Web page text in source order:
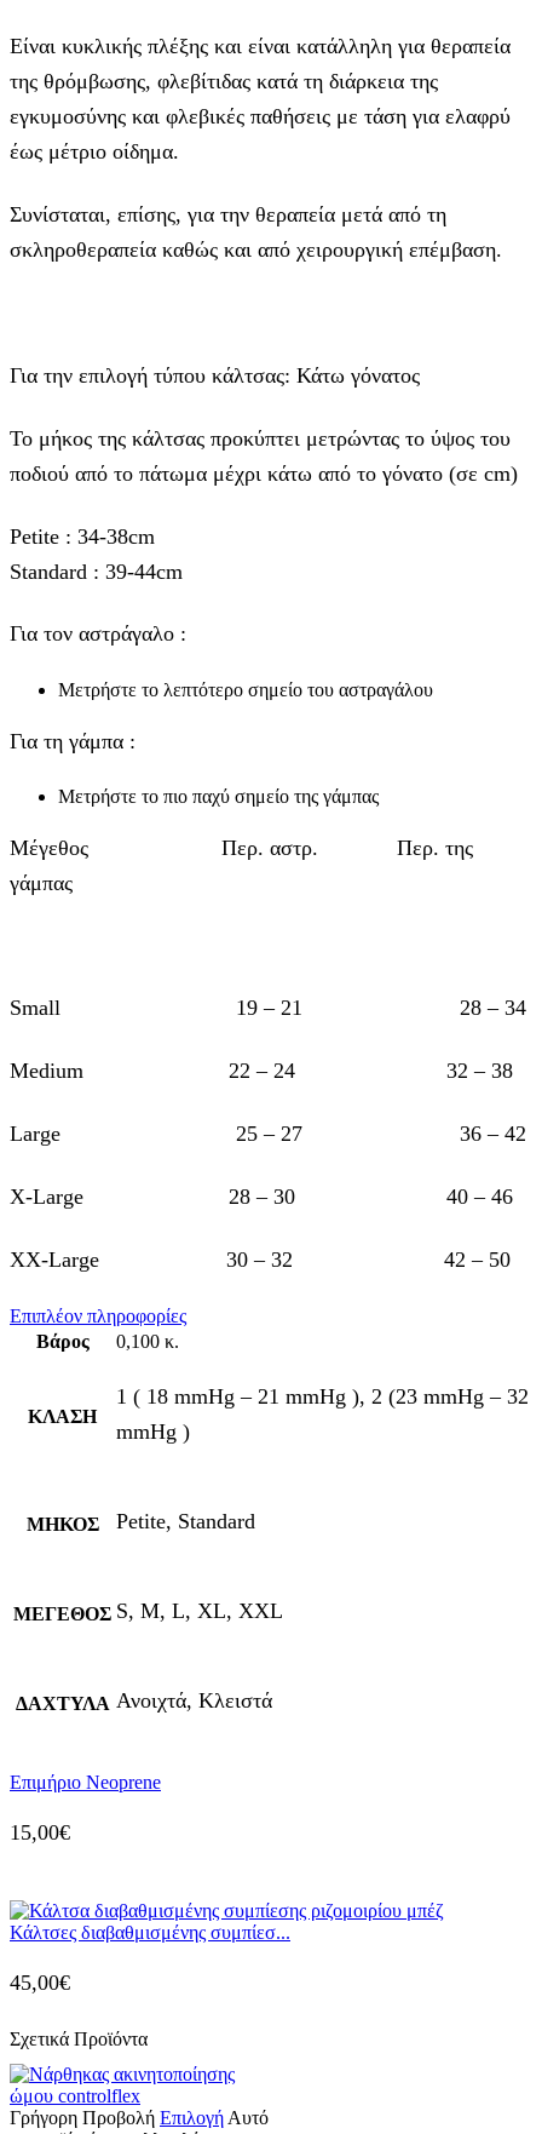
Είναι κυκλικής πλέξης και είναι κατάλληλη για θεραπεία
της θρόμβωσης, φλεβίτιδας κατά τη διάρκεια της
εγκυμοσύνης και φλεβικές παθήσεις με τάση για ελαφρύ
έως μέτριο οίδημα.
Συνίσταται, επίσης, για την θεραπεία μετά από τη
σκληροθεραπεία καθώς και από χειρουργική επέμβαση.
Για την επιλογή τύπου κάλτσας: Κάτω γόνατος
Το μήκος της κάλτσας προκύπτει μετρώντας το ύψος του
ποδιού από το πάτωμα μέχρι κάτω από το γόνατο (σε cm)
Petite : 34-38cm
Standard : 39-44cm
Για τον αστράγαλο :
Μετρήστε το λεπτότερο σημείο του αστραγάλου
Για τη γάμπα :
Μετρήστε το πιο παχύ σημείο της γάμπας
Μέγεθος Περ. αστρ. Περ. της
γάμπας
Small 19 – 21 28 – 34
Medium 22 – 24 32 – 38
Large 25 – 27 36 – 42
X-Large 28 – 30 40 – 46
XX-Large 30 – 32 42 – 50
Επιπλέον πληροφορίες
Βάρος
0,100 κ.
ΚΛΑΣΗ
1 ( 18 mmHg – 21 mmHg ), 2 (23 mmHg – 32
mmHg )
ΜΗΚΟΣ Petite, Standard
ΜΕΓΕΘΟΣ S, M, L, XL, XXL
ΔΑΧΤΥΛΑ Ανοιχτά, Κλειστά
Επιμήριο Neoprene
15,00€
Κάλτσες διαβαθμισμένης συμπίεσ...
45,00€
Σχετικά Προϊόντα
Γρήγορη Προβολή Επιλογή Αυτό